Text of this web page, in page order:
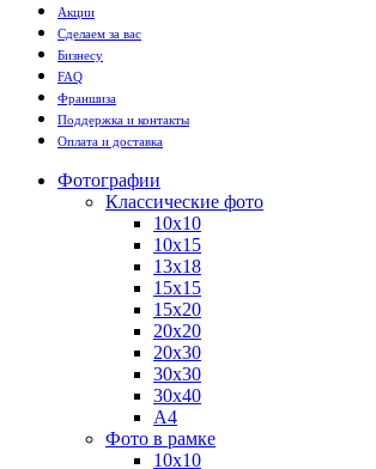
Акции
Сделаем за вас
Бизнесу
FAQ
Франшиза
Поддержка и контакты
Оплата и доставка
Фотографии
Классические фото
10х10
10х15
13х18
15х15
15х20
20х20
20х30
30х30
30х40
А4
Фото в рамке
10х10